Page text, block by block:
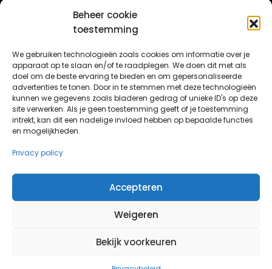
Beheer cookie
toestemming
We gebruiken technologieën zoals cookies om informatie over je
apparaat op te slaan en/of te raadplegen. We doen dit met als
doel om de beste ervaring te bieden en om gepersonaliseerde
advertenties te tonen. Door in te stemmen met deze technologieën
kunnen we gegevens zoals bladeren gedrag of unieke ID's op deze
site verwerken. Als je geen toestemming geeft of je toestemming
intrekt, kan dit een nadelige invloed hebben op bepaalde functies
en mogelijkheden.
Privacy policy
Accepteren
Weigeren
Bekijk voorkeuren
Stukadoor Den Haag
Stukadoor Heerhugowaard
Stukadoor Hoorn
Stukadoor Ijmuiden
Stukadoor Leeuwarden
Stukadoor Lelystad
Stucwerk Lisse
Stukadoor Sneek
Stukadoor Opmeer
Nieuwbouw stucwerk in Dronten
Nieuwbouw stukadoor Lelystad